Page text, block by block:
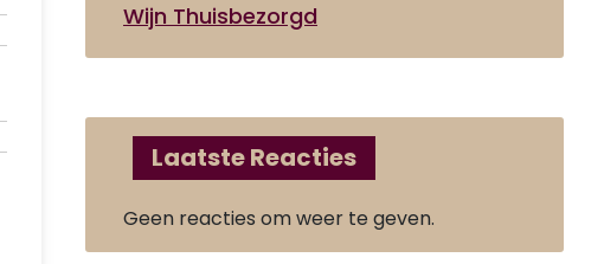
Wijn Thuisbezorgd
Laatste Reacties
Geen reacties om weer te geven.